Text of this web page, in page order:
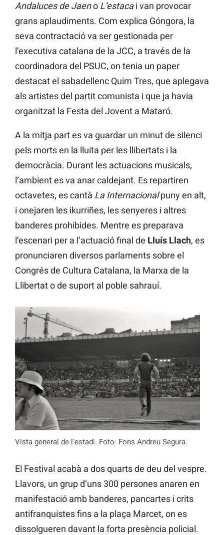
Andaluces de Jaeno L’estacai van provocar
grans aplaudiments. Com explica Góngora, la
seva contractació va ser gestionada per
l’executiva catalana de la JCC, a través de la
coordinadora del PSUC, on tenia un paper
destacat el sabadellenc Quim Tres, que aplegava
als artistes del partit comunista i que ja havia
organitzat la Festa del Jovent a Mataró.
A la mitja part es va guardar un minut de silenci
pels morts en la lluita per les llibertats i la
democràcia. Durant les actuacions musicals,
l’ambient es va anar caldejant. Es repartiren
octavetes, es cantà La Internacionalpuny en alt,
i onejaren les ikurriñes, les senyeres i altres
banderes prohibides. Mentre es preparava
l’escenari per a l’actuació final de Lluís Llach, es
pronunciaren diversos parlaments sobre el
Congrés de Cultura Catalana, la Marxa de la
Llibertat o de suport al poble sahrauí.
Vista general de l’estadi. Foto: Fons Andreu Segura.
El Festival acabà a dos quarts de deu del vespre.
Llavors, un grup d’uns 300 persones anaren en
manifestació amb banderes, pancartes i crits
antifranquistes fins a la plaça Marcet, on es
dissolgueren davant la forta presència policial.